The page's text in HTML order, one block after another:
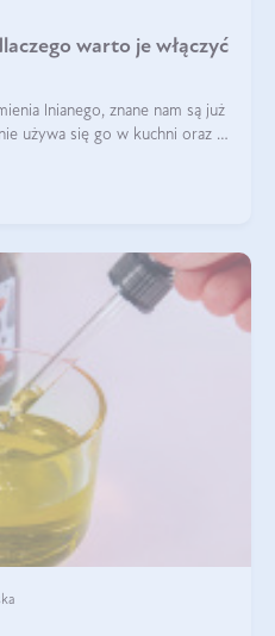
warto je włączyć
lnianego, znane nam są już
używa się go w kuchni oraz w